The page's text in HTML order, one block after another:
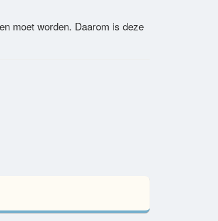
moet worden. Daarom is deze